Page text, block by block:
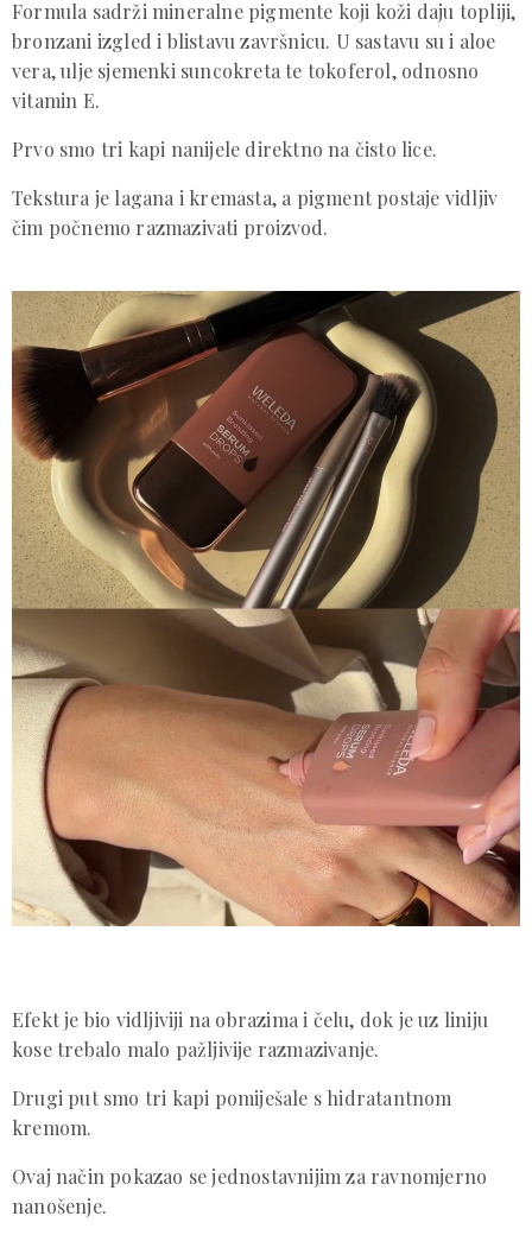
Formula sadrži mineralne pigmente koji koži daju topliji,
bronzani izgled i blistavu završnicu. U sastavu su i aloe
vera, ulje sjemenki suncokreta te tokoferol, odnosno
vitamin E.
Prvo smo tri kapi nanijele direktno na čisto lice.
Tekstura je lagana i kremasta, a pigment postaje vidljiv
čim počnemo razmazivati proizvod.
Efekt je bio vidljiviji na obrazima i čelu, dok je uz liniju
kose trebalo malo pažljivije razmazivanje.
Drugi put smo tri kapi pomiješale s hidratantnom
kremom.
Ovaj način pokazao se jednostavnijim za ravnomjerno
nanošenje.